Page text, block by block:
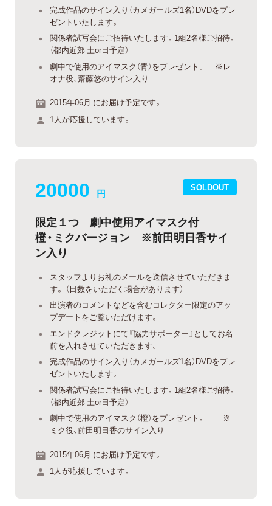
完成作品のサイン入り（カメガールズ1名）DVDをプレ
ゼントいたします。
関係者試写会にご招待いたします。1組2名様ご招待。
（都内近郊 土or日予定）
劇中で使用のアイマスク（青）をプレゼント。 ※レ
オナ役、齋藤悠のサイン入り
2015年06月 にお届け予定です。
1人が応援しています。
SOLDOUT
20000 円
限定１つ 劇中使用アイマスク付
橙・ミクバージョン ※前田明日香サイ
ン入り
スタッフよりお礼のメールを送信させていただきま
す。 （日数をいただく場合があります）
出演者のコメントなどを含むコレクター限定のアッ
プデートをご覧いただけます。
エンドクレジットにて『協力サポーター』としてお名
前を入れさせていただきます。
完成作品のサイン入り（カメガールズ1名）DVDをプレ
ゼントいたします。
関係者試写会にご招待いたします。1組2名様ご招待。
（都内近郊 土or日予定）
劇中で使用のアイマスク（橙）をプレゼント。 ※
ミク役、前田明日香のサイン入り
2015年06月 にお届け予定です。
1人が応援しています。